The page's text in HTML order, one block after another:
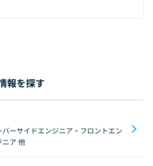
報を探す
ーサイドエンジニア・フロントエン
ニア 他